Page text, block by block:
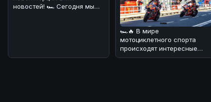
новостей! 🏎 Сегодня мы
🏎🔥 В мире
мотоциклетного спорта
происходят интересные
изменения! 💪 В